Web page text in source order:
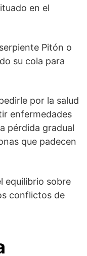
en el
Pitón o
su cola para
por la salud
enfermedades
pérdida gradual
que padecen
equilibrio sobre
conflictos de